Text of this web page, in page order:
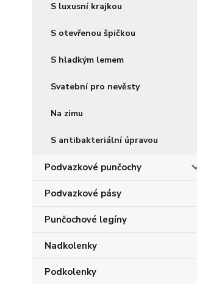
S luxusní krajkou
S otevřenou špičkou
S hladkým lemem
Svatební pro nevěsty
Na zimu
S antibakteriální úpravou
Podvazkové punčochy
Podvazkové pásy
Punčochové legíny
Nadkolenky
Podkolenky